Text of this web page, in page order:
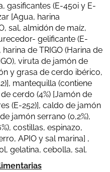
sobre todo las de
las de jamón ibérico y las
Totalmente
la semana pasada y he
gasificantes (E-450i y E-
[Agua, harina
sal, almidón de maíz,
gelificante (E-
harina de TRIGO (Harina de
viruta de jamón de
y grasa de cerdo ibérico,
mantequilla (contiene
cerdo (4%) [Jamón de
(E-252)], caldo de jamón
jamón serrano (0,2%),
costillas, espinazo,
APIO y sal marina] ,
gelatina, cebolla, sal.